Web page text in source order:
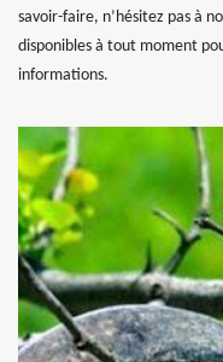
savoir-faire, n’hésitez pas à
disponibles à tout moment
informations.